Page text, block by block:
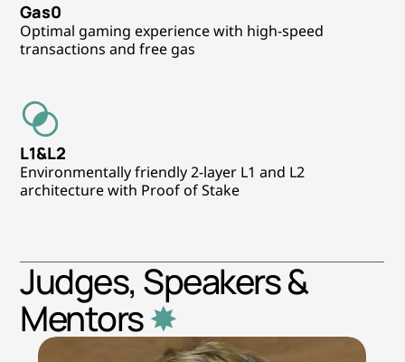
Gas0
Optimal gaming experience with high-speed
transactions and free gas
L1&L2
Environmentally friendly 2-layer L1 and L2
architecture with Proof of Stake
Judges, Speakers &
Mentors ✸